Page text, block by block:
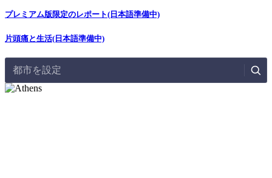
プレミアム版限定のレポート(日本語準備中)
片頭痛と生活(日本語準備中)
都市を設定